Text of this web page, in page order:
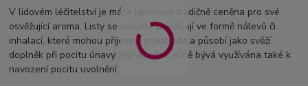
V lidovém léčitelství je máta japonská tradičně ceněna pro své
osvěžující aroma. Listy se obvykle používají ve formě nálevů či
inhalací, které mohou příjemně povzbudit a působí jako svěží
doplněk při pocitu únavy. Její výrazná vůně bývá využívána také k
navození pocitu uvolnění.